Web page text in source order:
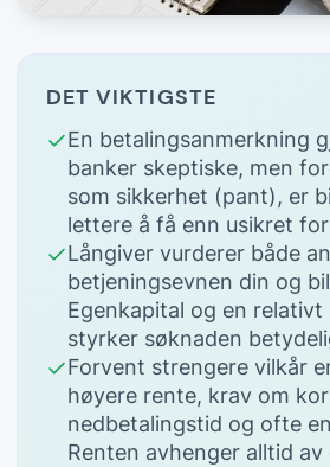
DET VIKTIGSTE
En betalingsanmerkning
banker skeptiske, men
som sikkerhet (pant), er
lettere å få enn usikret
Långiver vurderer både
betjeningsevnen din og
Egenkapital og en relativt
styrker søknaden
Forvent strengere vilkår
høyere rente, krav om
nedbetalingstid og ofte
Renten avhenger alltid av